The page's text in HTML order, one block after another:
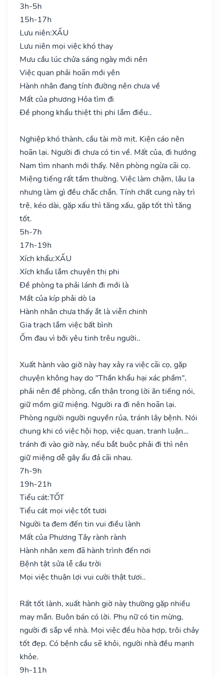
3h-5h
15h-17h
Lưu niên:XẤU
Lưu niên mọi việc khó thay
Mưu cầu lúc chửa sáng ngày mới nên
Việc quan phải hoãn mới yên
Hành nhân đang tính đường nên chưa về
Mất của phương Hỏa tìm đi
Đề phong khẩu thiệt thị phi lắm điều..
Nghiệp khó thành, cầu tài mờ mịt. Kiện cáo nên
hoãn lại. Người đi chưa có tin về. Mất của, đi hướng
Nam tìm nhanh mới thấy. Nên phòng ngừa cãi cọ.
Miệng tiếng rất tầm thường. Việc làm chậm, lâu la
nhưng làm gì đều chắc chắn. Tính chất cung này trì
trệ, kéo dài, gặp xấu thì tăng xấu, gặp tốt thì tăng
tốt.
5h-7h
17h-19h
Xích khẩu:XẤU
Xích khẩu lắm chuyên thị phi
Đề phòng ta phải lánh đi mới là
Mất của kíp phải dò la
Hành nhân chưa thấy ắt là viễn chinh
Gia trạch lắm việc bất bình
Ốm đau vì bởi yêu tinh trêu người..
Xuất hành vào giờ này hay xảy ra việc cãi cọ, gặp
chuyện không hay do "Thần khẩu hại xác phầm",
phải nên đề phòng, cẩn thận trong lời ăn tiếng nói,
giữ mồm giữ miệng. Người ra đi nên hoãn lại.
Phòng người người nguyền rủa, tránh lây bệnh. Nói
chung khi có việc hội họp, việc quan, tranh luận…
tránh đi vào giờ này, nếu bắt buộc phải đi thì nên
giữ miệng dễ gây ẩu đả cãi nhau.
7h-9h
19h-21h
Tiểu cát:TỐT
Tiểu cát mọi việc tốt tươi
Người ta đem đến tin vui điều lành
Mất của Phương Tây rành rành
Hành nhân xem đã hành trình đến nơi
Bệnh tật sửa lễ cầu trời
Mọi việc thuận lợi vui cười thật tươi..
Rất tốt lành, xuất hành giờ này thường gặp nhiều
may mắn. Buôn bán có lời. Phụ nữ có tin mừng,
người đi sắp về nhà. Mọi việc đều hòa hợp, trôi chảy
tốt đẹp. Có bệnh cầu sẽ khỏi, người nhà đều mạnh
khỏe.
9h-11h